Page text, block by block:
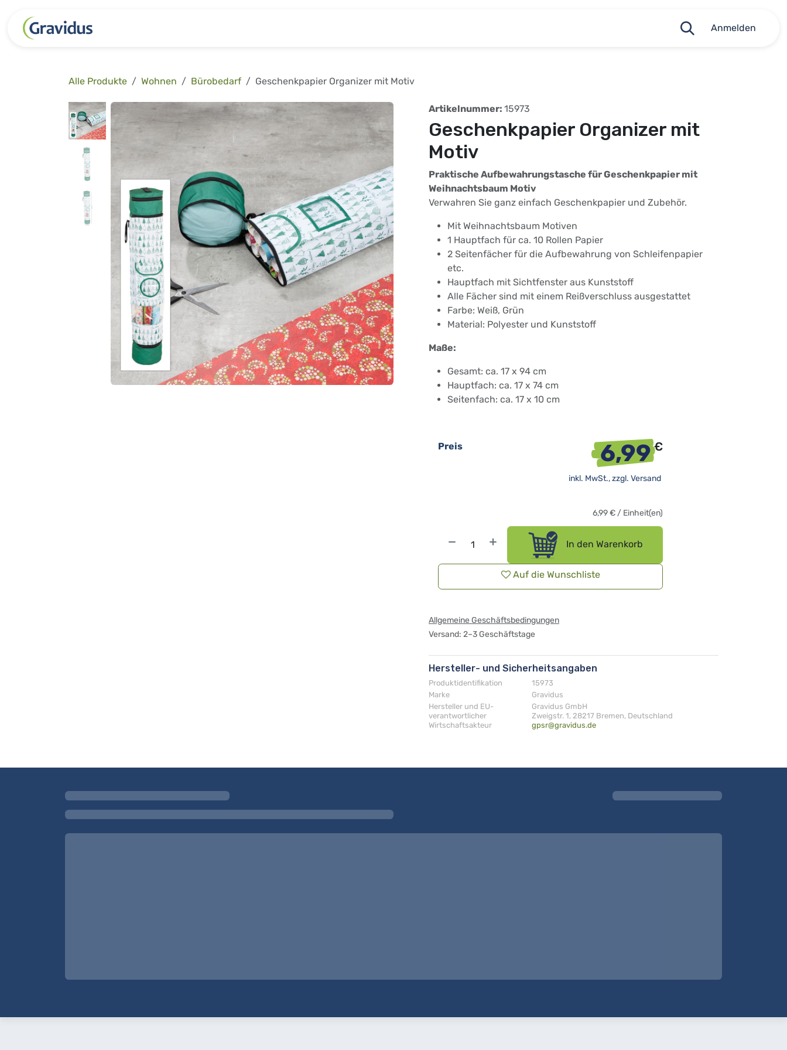
Anmelden
Alle Produkte Wohnen Bürobedarf Geschenkpapier Organizer mit Motiv
Artikelnummer: 15973
Geschenkpapier Organizer mit
Motiv
Praktische Aufbewahrungstasche für Geschenkpapier mit
Weihnachtsbaum Motiv
Verwahren Sie ganz einfach Geschenkpapier und Zubehör.
Mit Weihnachtsbaum Motiven
1 Hauptfach für ca. 10 Rollen Papier
2 Seitenfächer für die Aufbewahrung von Schleifenpapier
etc.
Hauptfach mit Sichtfenster aus Kunststoff
Alle Fächer sind mit einem Reißverschluss ausgestattet
Farbe: Weiß, Grün
Material: Polyester und Kunststoff
Maße:
Gesamt: ca. 17 x 94 cm
Hauptfach: ca. 17 x 74 cm
Seitenfach: ca. 17 x 10 cm
In den Warenkorb
Auf die Wunschliste
Preis 6,99€
inkl. MwSt., zzgl. Versand
6,99€/ Einheit(en)
Allgemeine Geschäftsbedingungen
Versand: 2–3 Geschäftstage
Hersteller- und Sicherheitsangaben
Produktidentifikation
15973
Marke
Gravidus
Hersteller und EU-
verantwortlicher
Wirtschaftsakteur
Gravidus GmbH
Zweigstr. 1, 28217 Bremen, Deutschland
gpsr@gravidus.de